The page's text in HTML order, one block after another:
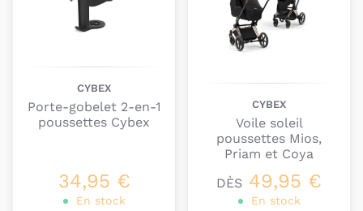
CYBEX
Porte-gobelet 2-en-1
poussettes Cybex
34,95 €
En stock
CYBEX
Voile soleil
poussettes Mios,
Priam et Coya
DÈS 49,95 €
En stock